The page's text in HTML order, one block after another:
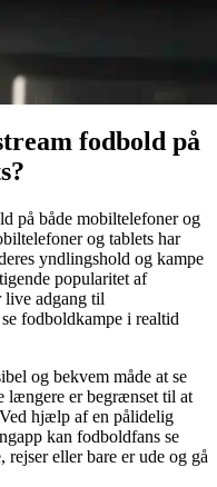
fodbold på
på både mobiltelefoner og
og tablets har
yndlingshold og kampe
popularitet af
live adgang til
fodboldkampe i realtid
og bekvem måde at se
længere er begrænset til at
hjælp af en pålidelig
kan fodboldfans se
rejser eller bare er ude og gå